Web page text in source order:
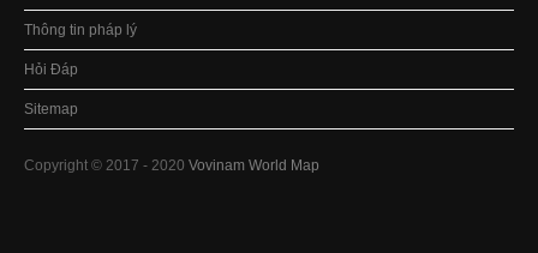
Thông tin pháp lý
Hỏi Đáp
Sitemap
Copyright © 2017 - 2020 Vovinam World Map